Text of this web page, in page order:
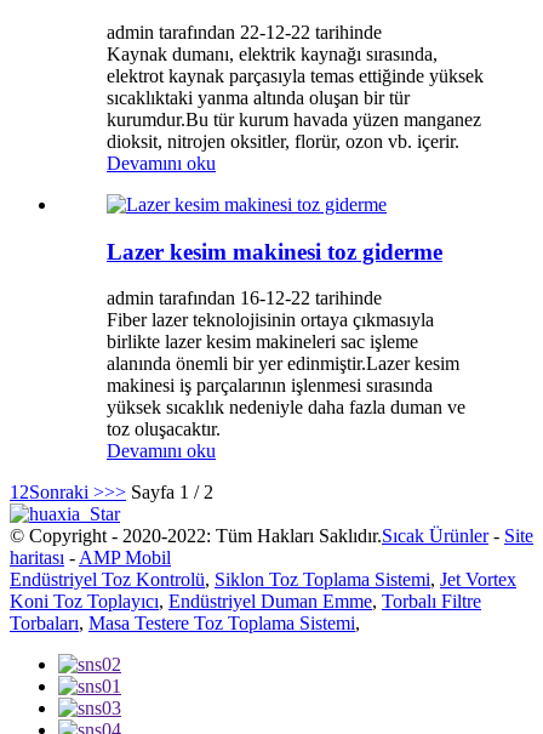
admin tarafından 22-12-22 tarihinde
Kaynak dumanı, elektrik kaynağı sırasında,
elektrot kaynak parçasıyla temas ettiğinde yüksek
sıcaklıktaki yanma altında oluşan bir tür
kurumdur.Bu tür kurum havada yüzen manganez
dioksit, nitrojen oksitler, florür, ozon vb. içerir.
Devamını oku
Lazer kesim makinesi toz giderme
admin tarafından 16-12-22 tarihinde
Fiber lazer teknolojisinin ortaya çıkmasıyla
birlikte lazer kesim makineleri sac işleme
alanında önemli bir yer edinmiştir.Lazer kesim
makinesi iş parçalarının işlenmesi sırasında
yüksek sıcaklık nedeniyle daha fazla duman ve
toz oluşacaktır.
Devamını oku
1 2Sonraki >>> Sayfa 1 / 2
© Copyright - 2020-2022: Tüm Hakları Saklıdır.Sıcak Ürünler- Site
haritası - AMP Mobil
Endüstriyel Toz Kontrolü, Siklon Toz Toplama Sistemi, Jet Vortex
Koni Toz Toplayıcı, Endüstriyel Duman Emme, Torbalı Filtre
Torbaları, Masa Testere Toz Toplama Sistemi,